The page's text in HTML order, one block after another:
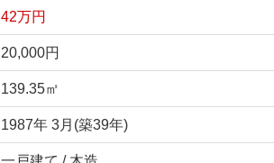
42万円
20,000円
139.35㎡
1987年 3月(築39年)